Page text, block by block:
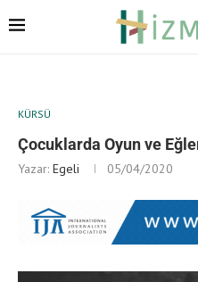
KÜRSÜ
Çocuklarda Oyun ve
Yazar: Egeli 05/04/2020